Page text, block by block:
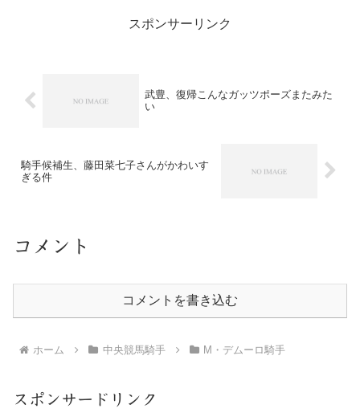
スポンサーリンク
武豊、復帰こんなガッツポーズまたみた
い
騎手候補生、藤田菜七子さんがかわいす
ぎる件
コメント
コメントを書き込む
ホーム 中央競馬騎手 M・デムーロ騎手
スポンサードリンク